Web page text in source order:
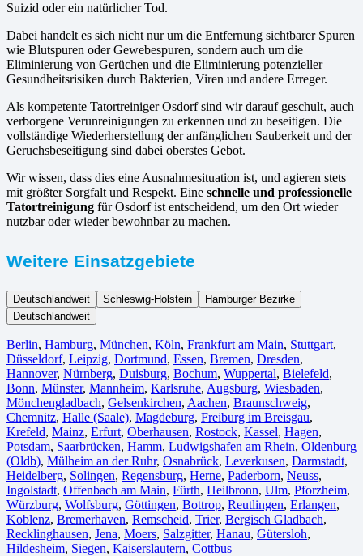
Suizid oder ein natürlicher Tod.
Dabei handelt es sich nicht nur um die Entfernung sichtbarer Spuren
wie Blutspuren oder Gewebespuren, sondern auch um die
Eliminierung von Gerüchen und die Eliminierung potenzieller
Gesundheitsrisiken durch Bakterien, Viren und andere Erreger.
Als kompetente Tatortreiniger Osdorf sind wir darauf geschult, auch
verborgene Verunreinigungen zu erkennen und zu beseitigen. Die
vollständige Wiederherstellung der anfänglichen Sauberkeit und der
Geruchsbeseitigung sind dabei oberstes Gebot.
Wir wissen, dass dies eine Ausnahmesituation ist, und agieren stets
mit größter Sorgfalt und Respekt. Eine schnelle und professionelle
Tatortreinigung für Osdorf ist entscheidend, um den Ort wieder
nutzbar oder wieder bewohnbar zu machen.
Weitere Einsatzgebiete
Deutschlandweit Schleswig-Holstein
Hamburger Bezirke
Deutschlandweit
Berlin⁠, Hamburg, München, Köln⁠, Frankfurt am Main, Stuttgart,
Düsseldorf, Leipzig, Dortmund, Essen, Bremen, Dresden,
Hannover, Nürnberg, Duisburg⁠, Bochum, Wuppertal⁠, Bielefeld⁠,
Bonn⁠, Münster⁠, Mannheim, Karlsruhe, Augsburg, Wiesbaden⁠,
Mönchengladbach⁠, Gelsenkirchen⁠, Aachen⁠, Braunschweig,
Chemnitz⁠, Halle (Saale)⁠, Magdeburg, Freiburg im Breisgau⁠,
Krefeld⁠, Mainz⁠, Erfurt, Oberhausen⁠, Rostock⁠, Kassel⁠, Hagen,
Potsdam, Saarbrücken⁠, Hamm, Ludwigshafen am Rhein⁠, Oldenburg
(Oldb), Mülheim an der Ruhr, Osnabrück⁠, Leverkusen, Darmstadt⁠,
Heidelberg, Solingen, Regensburg, Herne⁠, Paderborn, Neuss,
Ingolstadt, Offenbach am Main, Fürth⁠, Heilbronn, Ulm⁠, Pforzheim,
Würzburg, Wolfsburg⁠, Göttingen, Bottrop, Reutlingen, Erlangen⁠,
Koblenz, Bremerhaven⁠, Remscheid, Trier⁠, Bergisch Gladbach,
Recklinghausen, Jena⁠, Moers⁠, Salzgitter⁠, Hanau, Gütersloh,
Hildesheim⁠, Siegen⁠, Kaiserslautern⁠, Cottbus⁠